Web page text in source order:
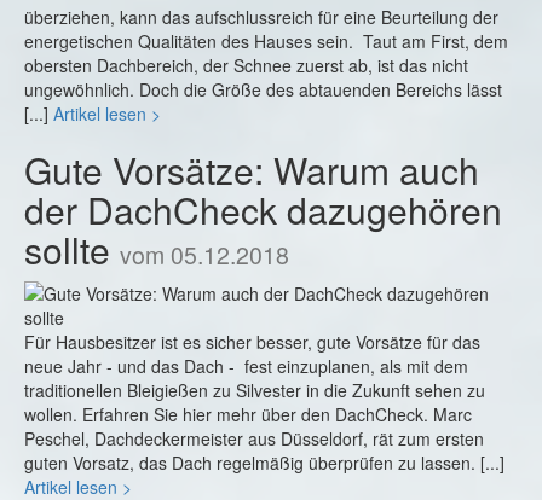
überziehen, kann das aufschlussreich für eine Beurteilung der
energetischen Qualitäten des Hauses sein. Taut am First, dem
obersten Dachbereich, der Schnee zuerst ab, ist das nicht
ungewöhnlich. Doch die Größe des abtauenden Bereichs lässt
[...] Artikel lesen >
Gute Vorsätze: Warum auch
der DachCheck dazugehören
sollte vom 05.12.2018
Für Hausbesitzer ist es sicher besser, gute Vorsätze für das
neue Jahr - und das Dach - fest einzuplanen, als mit dem
traditionellen Bleigießen zu Silvester in die Zukunft sehen zu
wollen. Erfahren Sie hier mehr über den DachCheck. Marc
Peschel, Dachdeckermeister aus Düsseldorf, rät zum ersten
guten Vorsatz, das Dach regelmäßig überprüfen zu lassen. [...]
Artikel lesen >